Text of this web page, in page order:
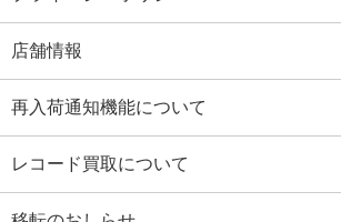
店舗情報
再入荷通知機能について
レコード買取について